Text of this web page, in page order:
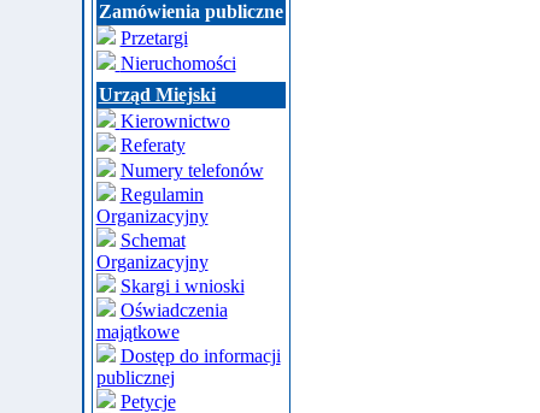
Zamówienia publiczne
Przetargi
Nieruchomości
Urząd Miejski
Kierownictwo
Referaty
Numery telefonów
Regulamin
Organizacyjny
Schemat
Organizacyjny
Skargi i wnioski
Oświadczenia
majątkowe
Dostęp do informacji
publicznej
Petycje